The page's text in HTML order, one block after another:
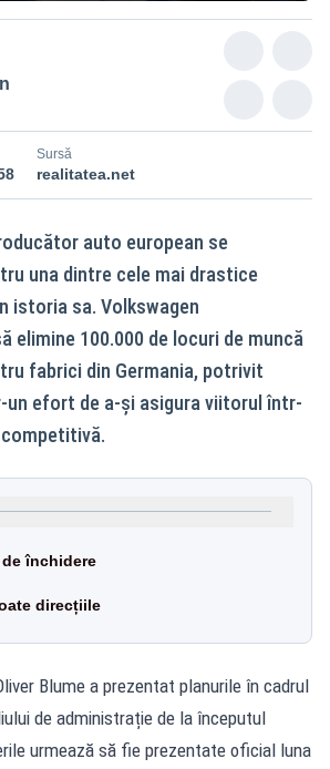
Sursă
realitatea.net
auto european se
una dintre cele mai drastice
istoria sa. Volkswagen
elimine 100.000 de locuri de muncă
fabrici din Germania, potrivit
un efort de a-și asigura viitorul într-
închidere
direcțiile
Blume a prezentat planurile în cadrul
de administrație de la începutul
urmează să fie prezentate oficial luna